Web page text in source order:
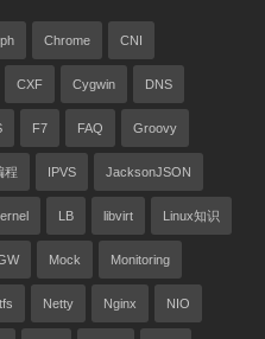
Chrome CNI
CXF Cygwin DNS
F7 FAQ Groovy
程 IPVS JacksonJSON
LB libvirt Linux知识
Mock Monitoring
Netty Nginx NIO